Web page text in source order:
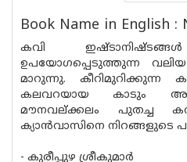
Book Name in English :
കവി
ഉപയോഗപ്പെടുത്തുന്ന
മാറുന്നു. കീറിമുറിക്കുന്ന
കലവറയായ കാടും
മൗനവല്ക്കലം പുതച്ച
ക്യാൻവാസിനെ നിറങ്ങളുടെ
- കുരീപ്പുഴ ശ്രീകുമാർ